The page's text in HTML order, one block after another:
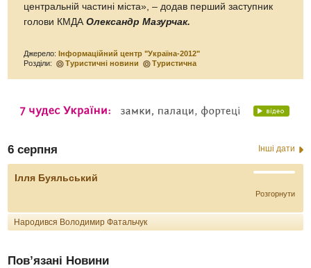
центральній частині міста», – додав перший заступник
голови КМДА Олександр Мазурчак.
Джерело:Інформаційний центр "Україна-2012"
Розділи:
Туристичні новини Туристична
6 серпня Інші дати
Ілля Буяльський
Розгорнути
Народився Володимир Фатальчук
Пов’язані Новини